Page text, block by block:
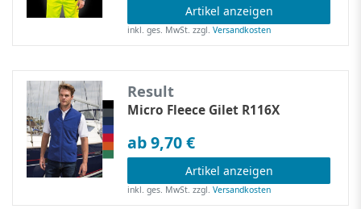
Artikel anzeigen
inkl. ges. MwSt. zzgl.Versandkosten
Result
Micro Fleece Gilet R116X
ab 9,70 €
Artikel anzeigen
inkl. ges. MwSt. zzgl.Versandkosten